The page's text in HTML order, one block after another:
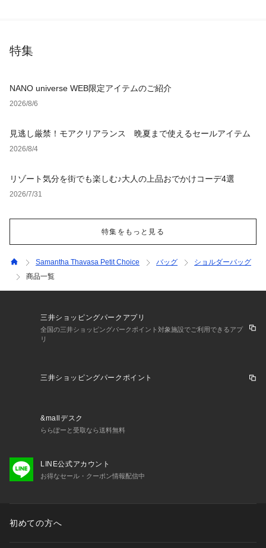
特集
NANO universe WEB限定アイテムのご紹介
2026/8/6
見逃し厳禁！モアクリアランス 晩夏まで使えるセールアイテム
2026/8/4
リゾート気分を街でも楽しむ♪大人の上品おでかけコーデ4選
2026/7/31
特集をもっと見る
Samantha Thavasa Petit Choice バッグ
ショルダーバッグ
商品一覧
三井ショッピングパークアプリ
全国の三井ショッピングパークポイント対象施設でご利用できるアプ
リ
三井ショッピングパークポイント
&mallデスク
ららぽーと受取なら送料無料
LINE公式アカウント
お得なセール・クーポン情報配信中
初めての方へ